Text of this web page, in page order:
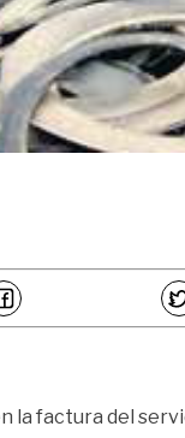
la factura del